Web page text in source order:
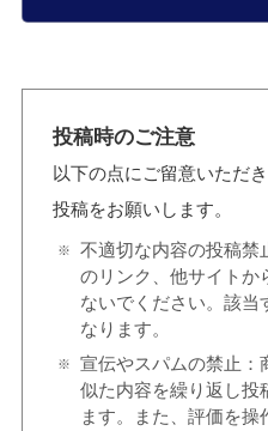
投稿時のご注意
以下の点にご留意いただ
投稿をお願いします。
不適切な内容の投稿禁
のリンク、他サイトか
ないでください。該当
なります。
宣伝やスパムの禁止：
似た内容を繰り返し投
ます。また、評価を操